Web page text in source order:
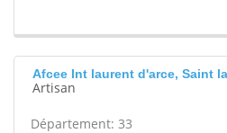
Afcee Int laurent d'arce, Saint
Artisan
Département: 33